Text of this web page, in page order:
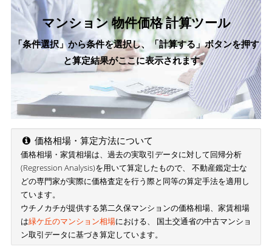
マンション 物件価格 計算ツール
「条件選択」から条件を選択し、「計算する」ボタンを押す
と算定結果がここに表示されます。
価格相場・算定方法について
価格相場・家賃相場は、過去の実取引データに対して回帰分析
(Regression Analysis)を用いて算定したもので、 不動産鑑定士な
どの専門家が実際に価格査定を行う際と同等の算定手法を適用し
ています。
ウチノカチが提供する第二久保マンションの価格相場、家賃相場
は緑ケ丘のマンション相場における、 国土交通省の中古マンショ
ン取引データに基づき算定しています。